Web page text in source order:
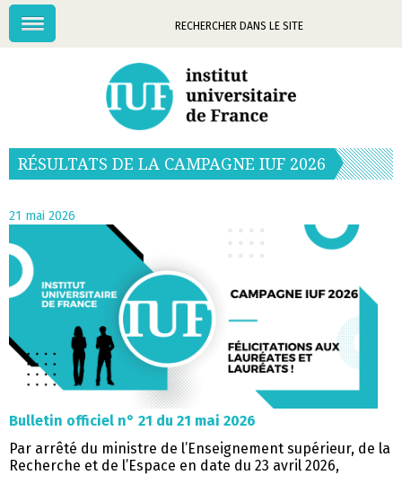
Mots-
Menu
RÉSULTATS DE LA CAMPAGNE IUF 2026
21 mai 2026
Bulletin officiel n° 21 du 21 mai 2026
Par arrêté du ministre de l’Enseignement supérieur, de la
Recherche et de l’Espace en date du 23 avril 2026,